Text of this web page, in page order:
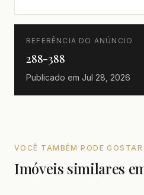
REFERÊNCIA DO ANÚNCIO
288-388
Publicado em Jul 28, 2026
VOCÊ TAMBÉM PODE GOSTAR
Imóveis similares